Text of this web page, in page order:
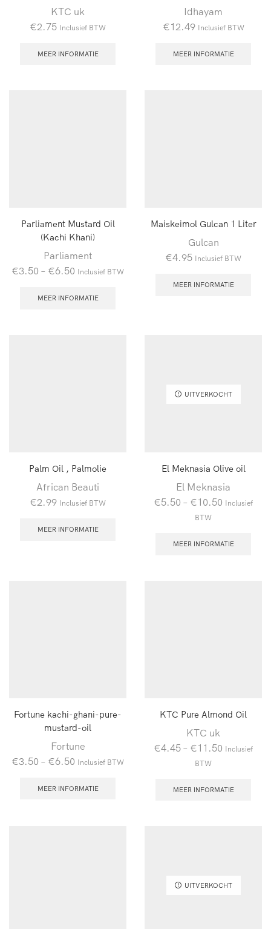
KTC uk
€2.75 Inclusief BTW
MEER INFORMATIE
Idhayam
€12.49 Inclusief BTW
MEER INFORMATIE
Parliament Mustard Oil
(Kachi Khani)
Parliament
€3.50 – €6.50 Inclusief BTW
MEER INFORMATIE
Maiskeimol Gulcan 1 Liter
Gulcan
€4.95 Inclusief BTW
MEER INFORMATIE
Palm Oil , Palmolie
African Beauti
€2.99 Inclusief BTW
MEER INFORMATIE
UITVERKOCHT
El Meknasia Olive oil
El Meknasia
€5.50 – €10.50 Inclusief
BTW
MEER INFORMATIE
Fortune kachi-ghani-pure-
mustard-oil
Fortune
€3.50 – €6.50 Inclusief BTW
MEER INFORMATIE
KTC Pure Almond Oil
KTC uk
€4.45 – €11.50 Inclusief
BTW
MEER INFORMATIE
UITVERKOCHT